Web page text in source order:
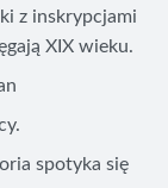
z inskrypcjami
XIX wieku.
spotyka się